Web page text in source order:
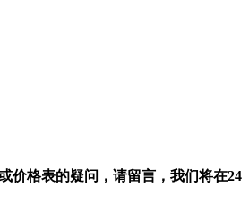
价格表的疑问，请留言，我们将在24